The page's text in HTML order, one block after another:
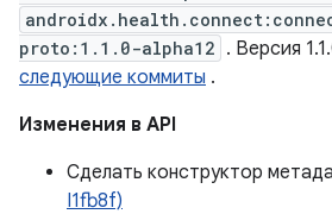
proto:1.1.0-alpha12 . Версия
следующие коммиты .
Изменения в API
Сделать конструктор
I1fb8f)